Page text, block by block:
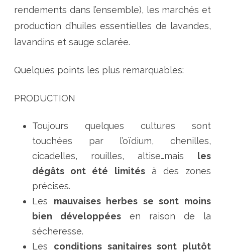
rendements dans l’ensemble), les marchés et
production d’huiles essentielles de lavandes,
lavandins et sauge sclarée.
Quelques points les plus remarquables:
PRODUCTION
Toujours quelques cultures sont
touchées par l’oïdium, chenilles,
cicadelles, rouilles, altise…mais les
dégâts ont été limitésà des zones
précises.
Les mauvaises herbes se sont moins
bien développées en raison de la
sécheresse.
Les conditions sanitaires sont plutôt